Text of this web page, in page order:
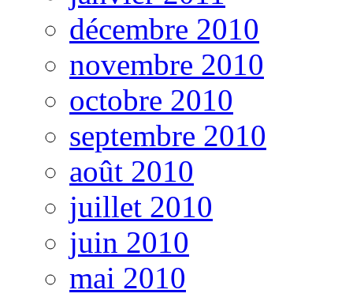
décembre 2010
novembre 2010
octobre 2010
septembre 2010
août 2010
juillet 2010
juin 2010
mai 2010